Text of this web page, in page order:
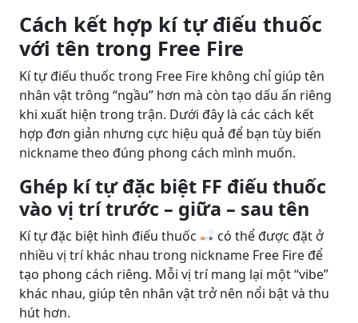
Cách kết hợp kí tự điếu thuốc
với tên trong Free Fire
Kí tự điếu thuốc trong Free Fire không chỉ giúp tên
nhân vật trông “ngầu” hơn mà còn tạo dấu ấn riêng
khi xuất hiện trong trận. Dưới đây là các cách kết
hợp đơn giản nhưng cực hiệu quả để bạn tùy biến
nickname theo đúng phong cách mình muốn.
Ghép kí tự đặc biệt FF điếu thuốc
vào vị trí trước – giữa – sau tên
Kí tự đặc biệt hình điếu thuốc
có thể được đặt ở
nhiều vị trí khác nhau trong nickname Free Fire để
tạo phong cách riêng. Mỗi vị trí mang lại một “vibe”
khác nhau, giúp tên nhân vật trở nên nổi bật và thu
hút hơn.